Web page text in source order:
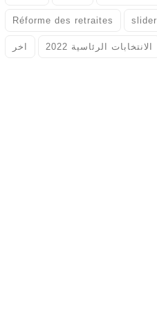
Réforme des retraites slider
اخر الانتخابات الرئاسية 2022